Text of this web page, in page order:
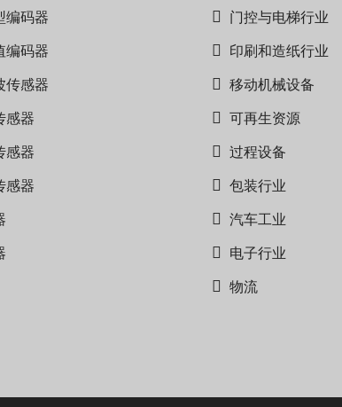
编码器
编码器
传感器
感器
感器
感器
门控与电梯行业
印刷和造纸行业
移动机械设备
可再生资源
过程设备
包装行业
汽车工业
电子行业
物流